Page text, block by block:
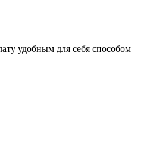
удобным для себя способом